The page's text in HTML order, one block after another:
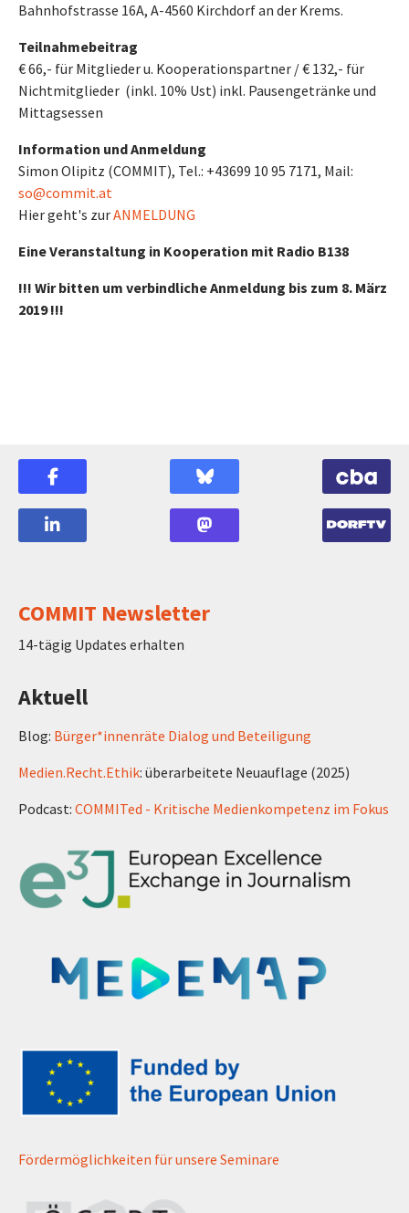
Bahnhofstrasse 16A, A-4560 Kirchdorf an der Krems.
Teilnahmebeitrag
€ 66,- für Mitglieder u. Kooperationspartner / € 132,- für
Nichtmitglieder (inkl. 10% Ust) inkl. Pausengetränke und
Mittagsessen
Information und Anmeldung
Simon Olipitz (COMMIT), Tel.: +43699 10 95 7171, Mail:
so@commit.at
Hier geht's zurANMELDUNG
Eine Veranstaltung in Kooperation mit Radio B138
!!! Wir bitten um verbindliche Anmeldung bis zum 8. März
2019 !!!
COMMIT Newsletter
14-tägig Updates erhalten
Aktuell
Blog: Bürger*innenräte Dialog und Beteiligung
Medien.Recht.Ethik: überarbeitete Neuauflage (2025)
Podcast: COMMITed - Kritische Medienkompetenz im Fokus
Fördermöglichkeiten für unsere Seminare